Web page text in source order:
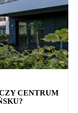
CENTRUM